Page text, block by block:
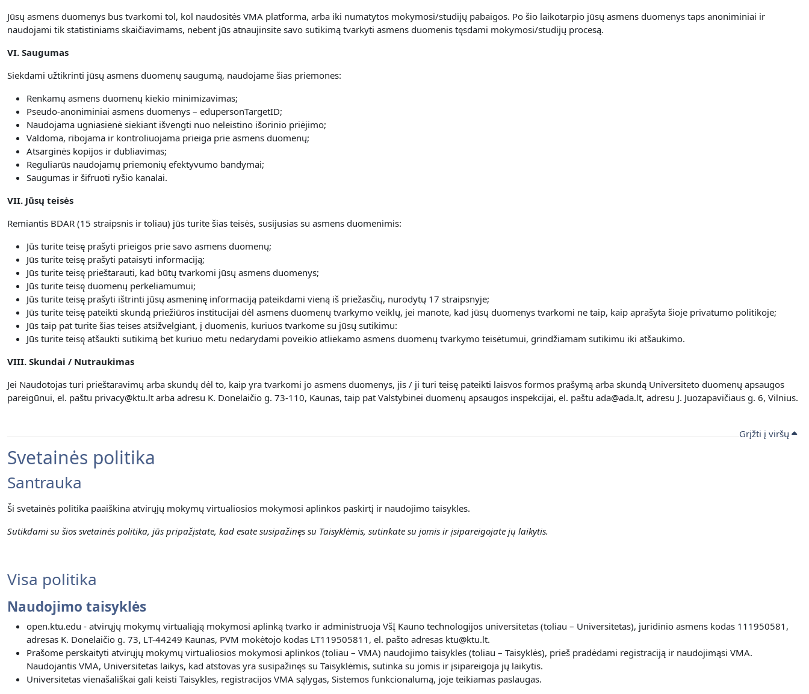
Jūsų asmens duomenys bus tvarkomi tol, kol naudositės VMA platforma, arba iki numatytos mokymosi/studijų pabaigos. Po šio laikotarpio jūsų asmens duomenys taps anoniminiai ir
naudojami tik statistiniams skaičiavimams, nebent jūs atnaujinsite savo sutikimą tvarkyti asmens duomenis tęsdami mokymosi/studijų procesą.
VI. Saugumas
Siekdami užtikrinti jūsų asmens duomenų saugumą, naudojame šias priemones:
Renkamų asmens duomenų kiekio minimizavimas;
Pseudo-anoniminiai asmens duomenys – edupersonTargetID;
Naudojama ugniasienė siekiant išvengti nuo neleistino išorinio priėjimo;
Valdoma, ribojama ir kontroliuojama prieiga prie asmens duomenų;
Atsarginės kopijos ir dubliavimas;
Reguliarūs naudojamų priemonių efektyvumo bandymai;
Saugumas ir šifruoti ryšio kanalai.
VII. Jūsų teisės
Remiantis BDAR (15 straipsnis ir toliau) jūs turite šias teisės, susijusias su asmens duomenimis:
Jūs turite teisę prašyti prieigos prie savo asmens duomenų;
Jūs turite teisę prašyti pataisyti informaciją;
Jūs turite teisę prieštarauti, kad būtų tvarkomi jūsų asmens duomenys;
Jūs turite teisę duomenų perkeliamumui;
Jūs turite teisę prašyti ištrinti jūsų asmeninę informaciją pateikdami vieną iš priežasčių, nurodytų 17 straipsnyje;
Jūs turite teisę pateikti skundą priežiūros institucijai dėl asmens duomenų tvarkymo veiklų, jei manote, kad jūsų duomenys tvarkomi ne taip, kaip aprašyta šioje privatumo politikoje;
Jūs taip pat turite šias teises atsižvelgiant, į duomenis, kuriuos tvarkome su jūsų sutikimu:
Jūs turite teisę atšaukti sutikimą bet kuriuo metu nedarydami poveikio atliekamo asmens duomenų tvarkymo teisėtumui, grindžiamam sutikimu iki atšaukimo.
VIII. Skundai / Nutraukimas
Jei Naudotojas turi prieštaravimų arba skundų dėl to, kaip yra tvarkomi jo asmens duomenys, jis / ji turi teisę pateikti laisvos formos prašymą arba skundą Universiteto duomenų apsaugos
pareigūnui, el. paštu privacy@ktu.lt arba adresu K. Donelaičio g. 73-110, Kaunas, taip pat Valstybinei duomenų apsaugos inspekcijai, el. paštu ada@ada.lt, adresu J. Juozapavičiaus g. 6, Vilnius.
Grįžti į viršų
Svetainės politika
Santrauka
Ši svetainės politika paaiškina atvirųjų mokymų virtualiosios mokymosi aplinkos paskirtį ir naudojimo taisykles.
Sutikdami su šios svetainės politika, jūs pripažįstate, kad esate susipažinęs su Taisyklėmis, sutinkate su jomis ir įsipareigojate jų laikytis.
Visa politika
Naudojimo taisyklės
open.ktu.edu - atvirųjų mokymų virtualiąją mokymosi aplinką tvarko ir administruoja VšĮ Kauno technologijos universitetas (toliau – Universitetas), juridinio asmens kodas 111950581,
adresas K. Donelaičio g. 73, LT-44249 Kaunas, PVM mokėtojo kodas LT119505811, el. pašto adresas ktu@ktu.lt.
Prašome perskaityti atvirųjų mokymų virtualiosios mokymosi aplinkos (toliau – VMA) naudojimo taisykles (toliau – Taisyklės), prieš pradėdami registraciją ir naudojimąsi VMA.
Naudojantis VMA, Universitetas laikys, kad atstovas yra susipažinęs su Taisyklėmis, sutinka su jomis ir įsipareigoja jų laikytis.
Universitetas vienašališkai gali keisti Taisykles, registracijos VMA sąlygas, Sistemos funkcionalumą, joje teikiamas paslaugas.